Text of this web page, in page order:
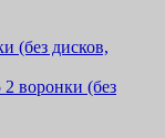
воронки (без